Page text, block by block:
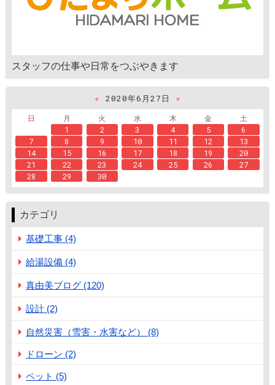
スタッフの仕事や日常をつぶやきます
« 2020年6月27日
»
日
月 火 水 木 金
土
1
2 3 4 5
6
7
8 9 10 11 12
13
14
15 16 17 18 19
20
21
22 23 24 25 26
27
28
29 30
カテゴリ
基礎工事 (4)
給湯設備 (4)
真由美ブログ (120)
設計 (2)
自然災害（雪害・水害など） (8)
ドローン (2)
ペット (5)